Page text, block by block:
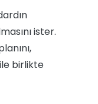
ister.
birlikte